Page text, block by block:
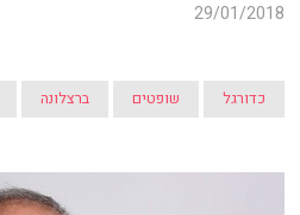
29/01/2018
כדורגל שופטים ברצלונה